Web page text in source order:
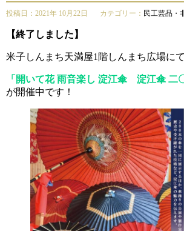
投稿日：2021年 10月22日 カテゴリー： 民工芸品・
【終了しました】
米子しんまち天満屋1階しんまち広場にて
「開いて花 雨音楽し 淀江傘 淀江傘 二
が開催中です！